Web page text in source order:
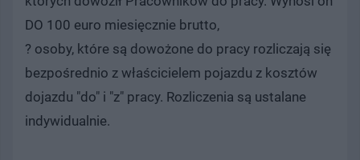
DO 100 euro miesięcznie brutto,
? osoby, które są dowożone do pracy rozliczają się
bezpośrednio z właścicielem pojazdu z kosztów
dojazdu "do" i "z" pracy. Rozliczenia są ustalane
indywidualnie.